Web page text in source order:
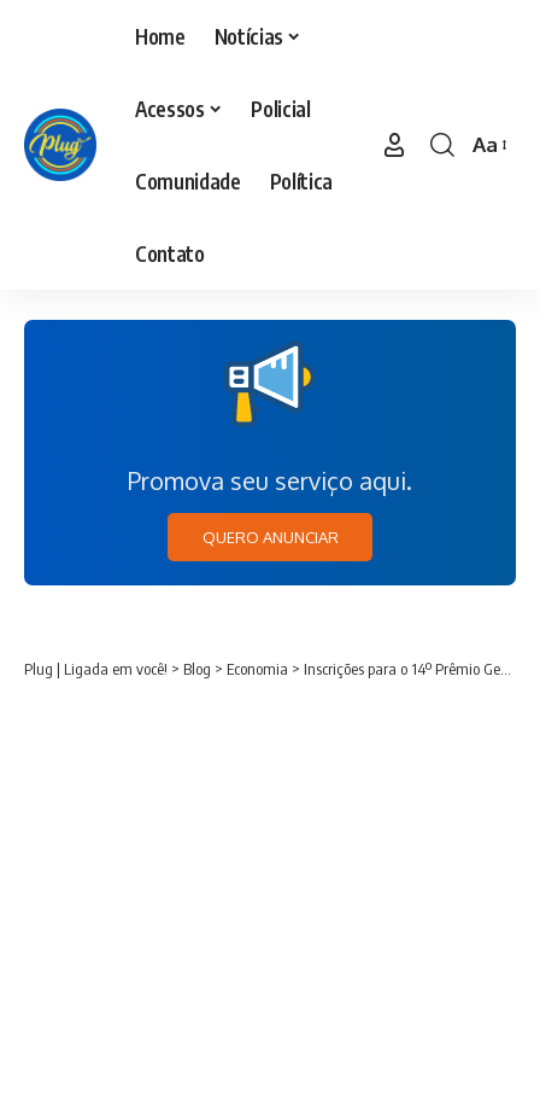
Home Notícias
Acessos Policial
Comunidade Política
Contato
Aa
Promova seu serviço aqui.
QUERO ANUNCIAR
Plug | Ligada em você! > Blog > Economia > Inscrições para o 14º Prêmio Gestor Público do Paraná encerram neste mês